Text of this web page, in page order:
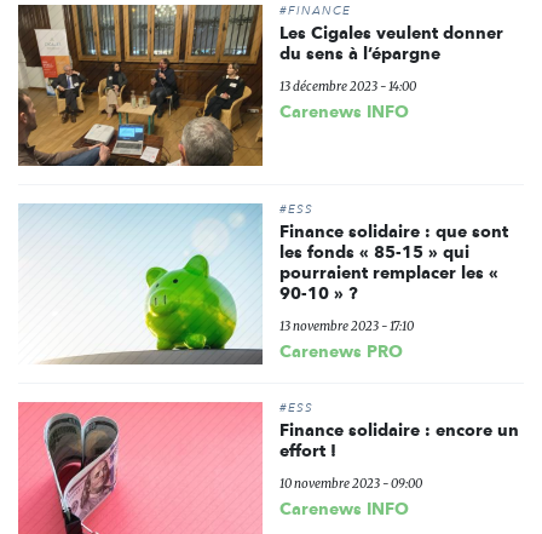
#FINANCE
Les Cigales veulent donner
du sens à l’épargne
13 décembre 2023 - 14:00
Carenews INFO
#ESS
Finance solidaire : que sont
les fonds « 85-15 » qui
pourraient remplacer les «
90-10 » ?
13 novembre 2023 - 17:10
Carenews PRO
#ESS
Finance solidaire : encore un
effort !
10 novembre 2023 - 09:00
Carenews INFO